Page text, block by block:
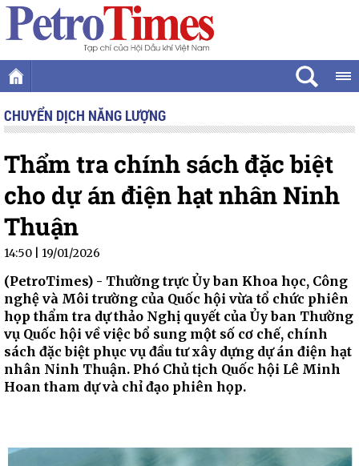
CHUYỂN DỊCH NĂNG LƯỢNG
Thẩm tra chính sách đặc biệt
cho dự án điện hạt nhân Ninh
Thuận
14:50 | 19/01/2026
(PetroTimes) - Thường trực Ủy ban Khoa học, Công
nghệ và Môi trường của Quốc hội vừa tổ chức phiên
họp thẩm tra dự thảo Nghị quyết của Ủy ban Thường
vụ Quốc hội về việc bổ sung một số cơ chế, chính
sách đặc biệt phục vụ đầu tư xây dựng dự án điện hạt
nhân Ninh Thuận. Phó Chủ tịch Quốc hội Lê Minh
Hoan tham dự và chỉ đạo phiên họp.